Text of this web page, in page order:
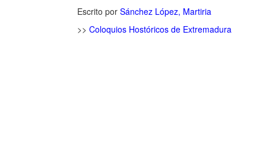
Escrito por Sánchez López, Martiria
>> Coloquios Hostóricos de Extremadura